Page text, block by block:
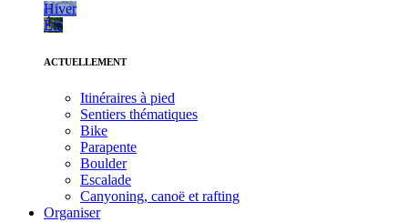
Hiver
Été
ACTUELLEMENT
Itinéraires à pied
Sentiers thématiques
Bike
Parapente
Boulder
Escalade
Canyoning, canoë et rafting
Organiser